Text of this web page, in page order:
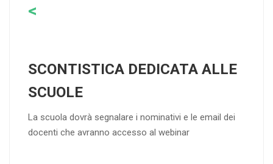
<
SCONTISTICA DEDICATA ALLE
SCUOLE
La scuola dovrà segnalare i nominativi e le email dei
docenti che avranno accesso al webinar